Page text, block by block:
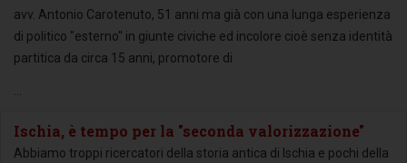
avv. Antonio Carotenuto, 51 anni ma già con una lunga esperienza
di politico "esterno" in giunte civiche ed incolore cioè senza identità
partitica da circa 15 anni, promotore di
Ischia, è tempo per la "seconda valorizzazione"
Abbiamo troppi ricercatori della storia antica di Ischia e pochi della